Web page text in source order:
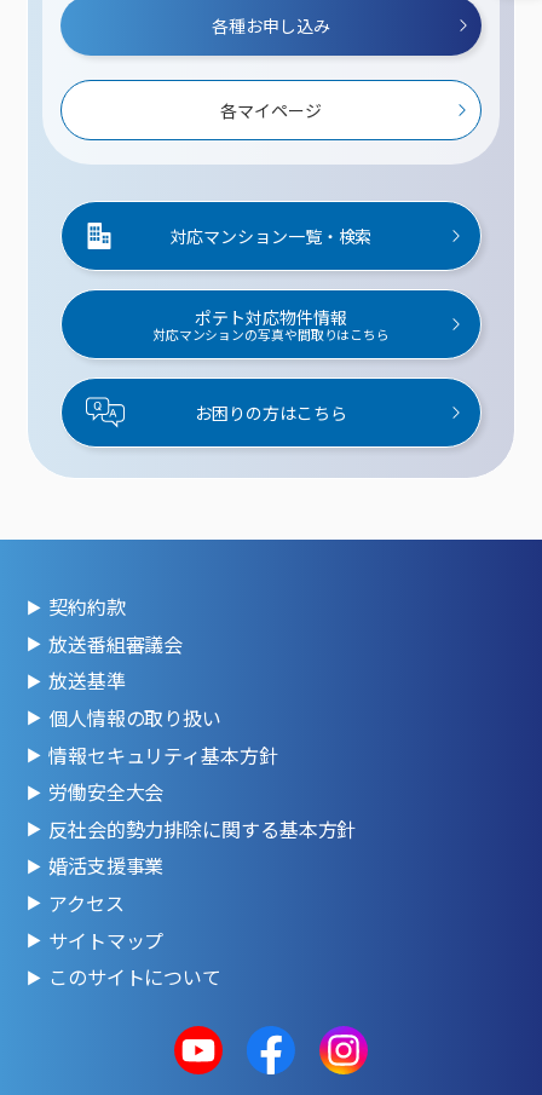
各種お申し込み
各マイページ
対応マンション一覧・検索
ポテト対応物件情報
対応マンションの写真や間取りはこちら
お困りの方はこちら
契約約款
放送番組審議会
放送基準
個人情報の取り扱い
情報セキュリティ基本方針
労働安全大会
反社会的勢力排除に関する基本方針
婚活支援事業
アクセス
サイトマップ
このサイトについて